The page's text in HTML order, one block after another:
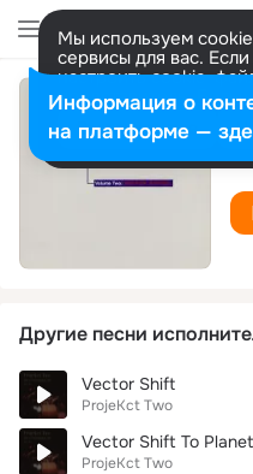
Мы используем
сервисы для вас.
настроить cookie-
представитель.
Разрешить все
Другие песни
Vector Shift
ProjeKct Two
Vector Shift To
ProjeKct Two
Информация о
на платформе —